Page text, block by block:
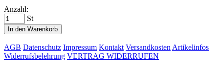
Anzahl:
St
In den Warenkorb
AGB Datenschutz Impressum Kontakt Versandkosten Artikelinfos
Widerrufsbelehrung VERTRAG WIDERRUFEN